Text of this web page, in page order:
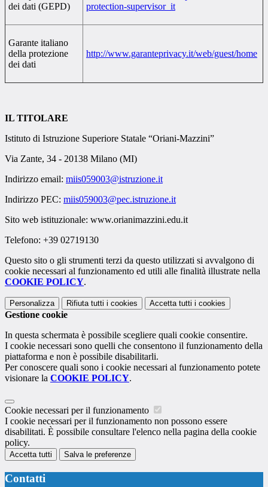
dei dati (GEPD)
protection-supervisor_it
Garante italiano
della protezione
dei dati
http://www.garanteprivacy.it/web/guest/home
IL TITOLARE
Istituto di Istruzione Superiore Statale “Oriani-Mazzini”
Via Zante, 34 - 20138 Milano (MI)
Indirizzo email: miis059003@istruzione.it
Indirizzo PEC: miis059003@pec.istruzione.it
Sito web istituzionale: www.orianimazzini.edu.it
Telefono: +39 02719130
Questo sito o gli strumenti terzi da questo utilizzati si avvalgono di
cookie necessari al funzionamento ed utili alle finalità illustrate nella
COOKIE POLICY.
Personalizza Rifiuta tutti i cookies Accetta tutti i cookies
Gestione cookie
In questa schermata è possibile scegliere quali cookie consentire.
I cookie necessari sono quelli che consentono il funzionamento della
piattaforma e non è possibile disabilitarli.
Per conoscere quali sono i cookie necessari al funzionamento potete
visionare la COOKIE POLICY.
Cookie necessari per il funzionamento
I cookie necessari per il funzionamento non possono essere
disabilitati. È possibile consultare l'elenco nella pagina della cookie
policy.
Accetta tutti Salva le preferenze
Contatti